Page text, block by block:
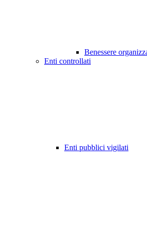
Benessere
Enti controllati
Enti pubblici vigilati